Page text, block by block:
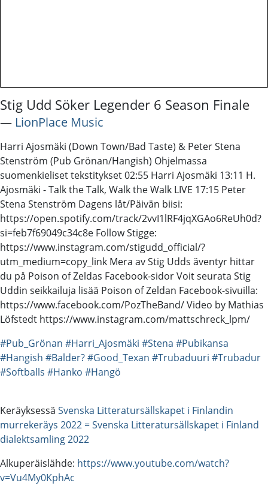
Stig Udd Söker Legender 6 Season Finale
― LionPlace Music
Harri Ajosmäki (Down Town/Bad Taste) & Peter Stena
Stenström (Pub Grönan/Hangish) Ohjelmassa
suomenkieliset tekstitykset 02:55 Harri Ajosmäki 13:11 H.
Ajosmäki - Talk the Talk, Walk the Walk LIVE 17:15 Peter
Stena Stenström Dagens låt/Päivän biisi:
https://open.spotify.com/track/2vvI1lRF4jqXGAo6ReUh0d?
si=feb7f69049c34c8e Follow Stigge:
https://www.instagram.com/stigudd_official/?
utm_medium=copy_link Mera av Stig Udds äventyr hittar
du på Poison of Zeldas Facebook-sidor Voit seurata Stig
Uddin seikkailuja lisää Poison of Zeldan Facebook-sivuilla:
https://www.facebook.com/PozTheBand/ Video by Mathias
Löfstedt https://www.instagram.com/mattschreck_lpm/
#Pub_Grönan #Harri_Ajosmäki #Stena #Pubikansa
#Hangish #Balder?#Good_Texan #Trubaduuri #Trubadur
#Softballs #Hanko #Hangö
Keräyksessä Svenska Litteratursällskapet i Finlandin
murrekeräys 2022 = Svenska Litteratursällskapet i Finland
dialektsamling 2022
Alkuperäislähde: https://www.youtube.com/watch?
v=Vu4My0KphAc